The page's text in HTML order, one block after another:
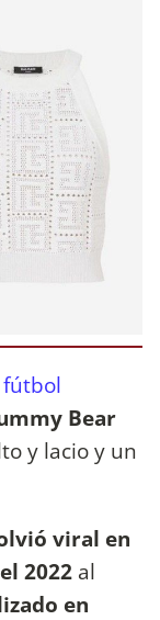
Bear
y lacio y un
viral en
2022 al
en